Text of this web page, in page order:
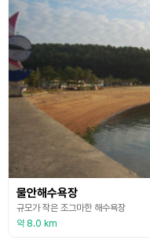
물안해수욕장
규모가 작은 조그마한 해수욕장
약 8.0 km